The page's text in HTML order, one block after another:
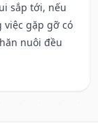
sắp tới, nếu
gặp gỡ có
nuôi đều